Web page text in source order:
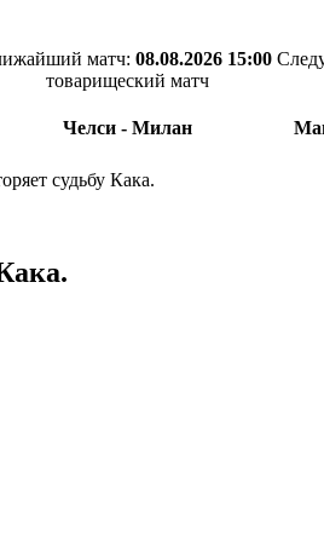
матч: 08.08.2026 15:00
товарищеский матч
Челси - Милан
судьбу Кака.